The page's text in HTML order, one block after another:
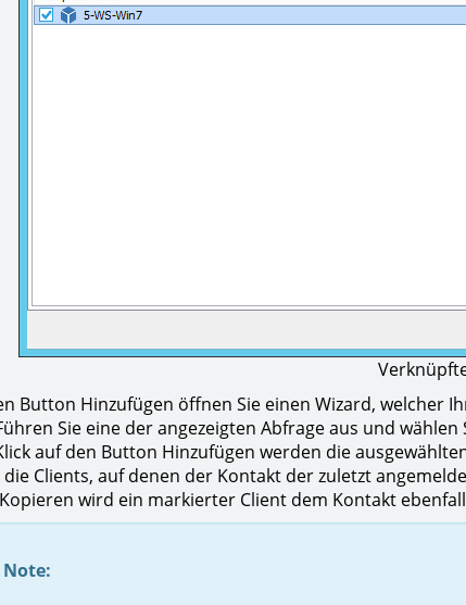
Button Hinzufügen öffnen Sie einen Wizard, welcher
Sie eine der angezeigten Abfrage aus und
auf den Button Hinzufügen werden die
die Clients, auf denen der Kontakt der zuletzt
wird ein markierter Client dem Kontakt
Note: